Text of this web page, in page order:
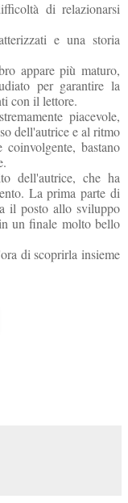
di relazionarsi
e una storia
appare più maturo,
per garantire la
con il lettore.
piacevole,
dell'autrice e al ritmo
bastano
dell'autrice, che ha
La prima parte di
il posto allo sviluppo
un finale molto bello
di scoprirla insieme